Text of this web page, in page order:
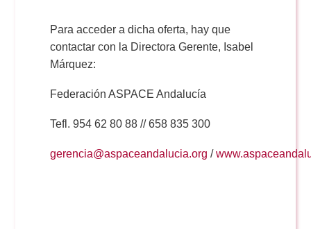
Para acceder a dicha oferta, hay que
contactar con la Directora Gerente, Isabel
Márquez:
Federación ASPACE Andalucía
Tefl. 954 62 80 88 // 658 835 300
gerencia@aspaceandalucia.org /